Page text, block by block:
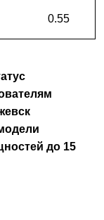
0.55
до 15